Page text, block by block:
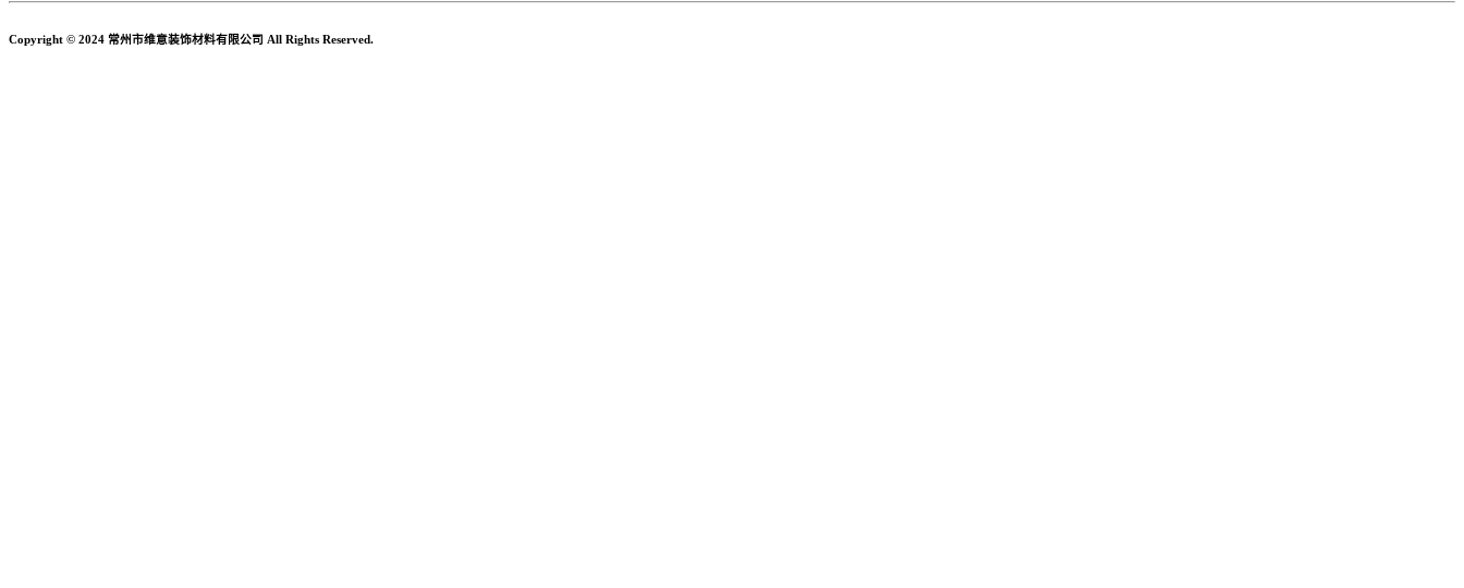
Copyright © 2024 常州市维意装饰材料有限公司 All Rights Reserved.